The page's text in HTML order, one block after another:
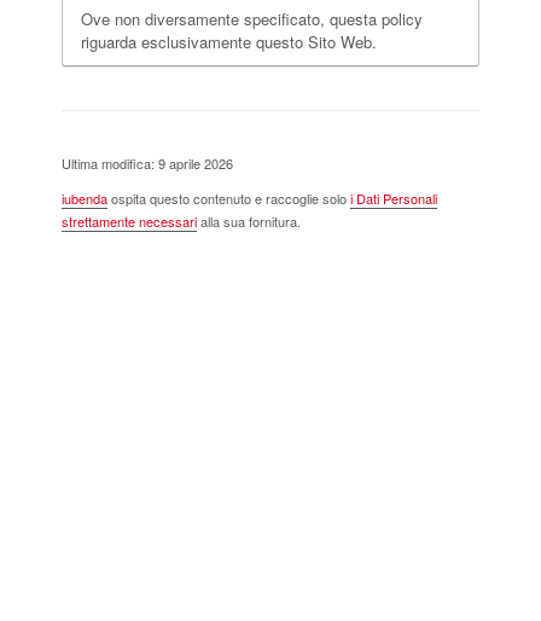
Ove non diversamente specificato, questa policy
riguarda esclusivamente questo Sito Web.
Ultima modifica: 9 aprile 2026
iubendaospita questo contenuto e raccoglie soloi Dati Personali
strettamente necessarialla sua fornitura.